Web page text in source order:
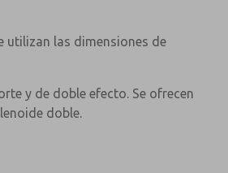
utilizan las dimensiones de
y de doble efecto. Se ofrecen
doble.